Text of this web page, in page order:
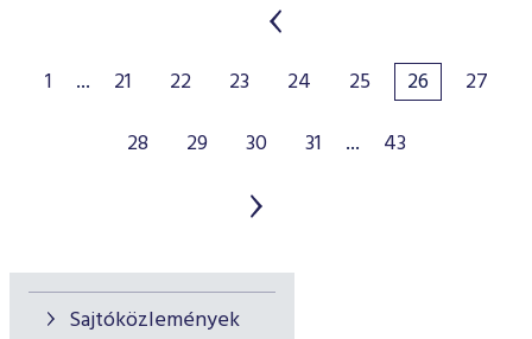
Sajtóközlemények
1 ... 21 22 23 24 25 26
27
28
29 30 31 ... 43